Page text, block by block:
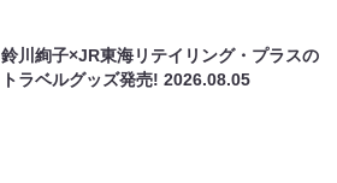
鈴川絢子×JR東海リテイリング・プラスの
トラベルグッズ発売!2026.08.05